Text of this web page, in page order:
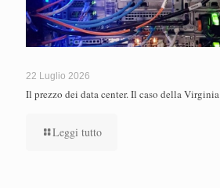
22 Luglio 2026
Il prezzo dei data center. Il caso della Virginia
Leggi tutto